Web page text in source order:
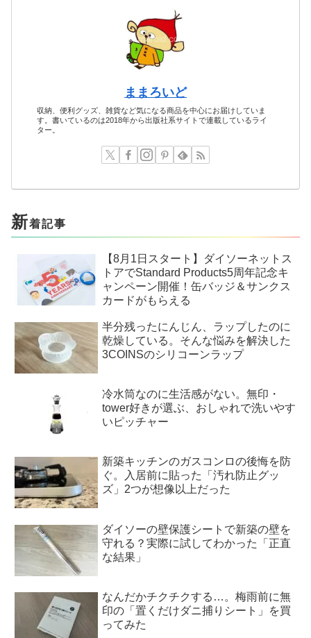
ままろいど
収納、便利グッズ、雑貨など気になる商品を中心にお届けしていま
す。書いているのは2018年から出版社系サイトで連載しているライ
ター。
新着記事
【8月1日スタート】ダイソーネットス
トアでStandard Products5周年記念キ
ャンペーン開催！缶バッジ＆サンクス
カードがもらえる
半分残ったにんじん、ラップしたのに
乾燥している。そんな悩みを解決した
3COINSのシリコーンラップ
冷水筒なのに生活感がない。無印・
tower好きが選ぶ、おしゃれで洗いやす
いピッチャー
新築キッチンのガスコンロの後悔を防
ぐ。入居前に貼った「汚れ防止グッ
ズ」2つが想像以上だった
ダイソーの壁保護シートで新築の壁を
守れる？実際に試してわかった「正直
な結果」
なんだかチクチクする…。梅雨前に無
印の「置くだけダニ捕りシート」を買
ってみた